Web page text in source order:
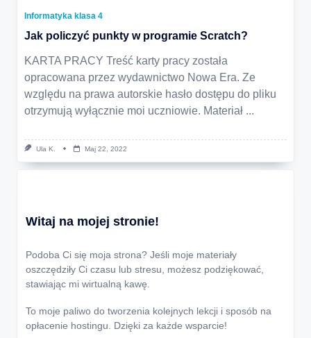
Informatyka klasa 4
Jak policzyć punkty w programie Scratch?
KARTA PRACY Treść karty pracy została
opracowana przez wydawnictwo Nowa Era. Ze
względu na prawa autorskie hasło dostępu do pliku
otrzymują wyłącznie moi uczniowie. Materiał ...
Ula K. Maj 22, 2022
Witaj na mojej stronie!
Podoba Ci się moja strona? Jeśli moje materiały
oszczędziły Ci czasu lub stresu, możesz podziękować,
stawiając mi wirtualną kawę.
To moje paliwo do tworzenia kolejnych lekcji i sposób na
opłacenie hostingu. Dzięki za każde wsparcie!